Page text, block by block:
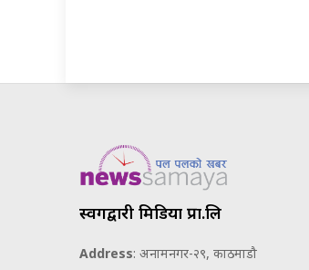
स्वर्गद्वारी मिडिया प्रा.लि
Address: अनामनगर-२९, काठमाडौ